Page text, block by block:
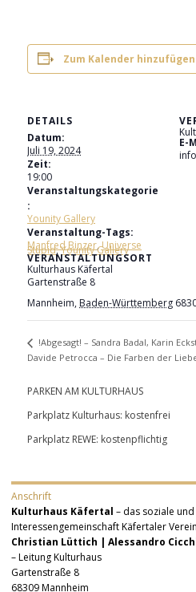
Zum Kalender hinzufügen
DETAILS
Datum:
Juli 19, 2024
Zeit:
19:00
Veranstaltungskategorie
:
Younity Gallery
Veranstaltung-Tags:
Manfred Binzer,Universe
Stupid,Younity Gallery
VERANSTALTUNGSORT
Kulturhaus Käfertal
Gartenstraße 8
Mannheim, Baden-Württemberg
E-
!Abgesagt! – Sandra Badal, Karin
Davide Petrocca – Die Farben der
PARKEN AM KULTURHAUS
Parkplatz Kulturhaus: kostenfrei
Parkplatz REWE: kostenpflichtig
Anschrift
Kulturhaus Käfertal – das soziale
Interessengemeinschaft Käfertaler
Christian Lüttich | Alessandro
– Leitung Kulturhaus
Gartenstraße 8
68309 Mannheim